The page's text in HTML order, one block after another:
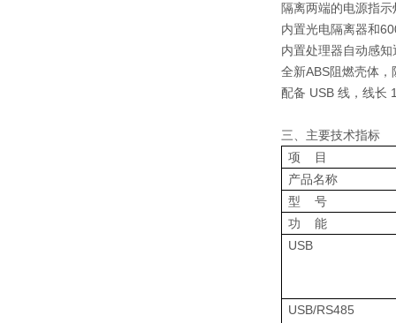
隔离两端的电源指
内置光电隔离器和
内置处理器自动感
全新ABS阻燃壳体
配备 USB 线，线长
三、主要技术指
项 目
产品名称
型 号
功 能
USB
USB/RS485